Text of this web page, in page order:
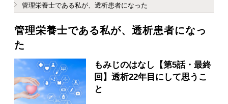
管理栄養士である私が、透析患者になった
管理栄養士である私が、透析患者になっ
た
もみじのはなし【第5話・最終
回】透析22年目にして思うこ
と